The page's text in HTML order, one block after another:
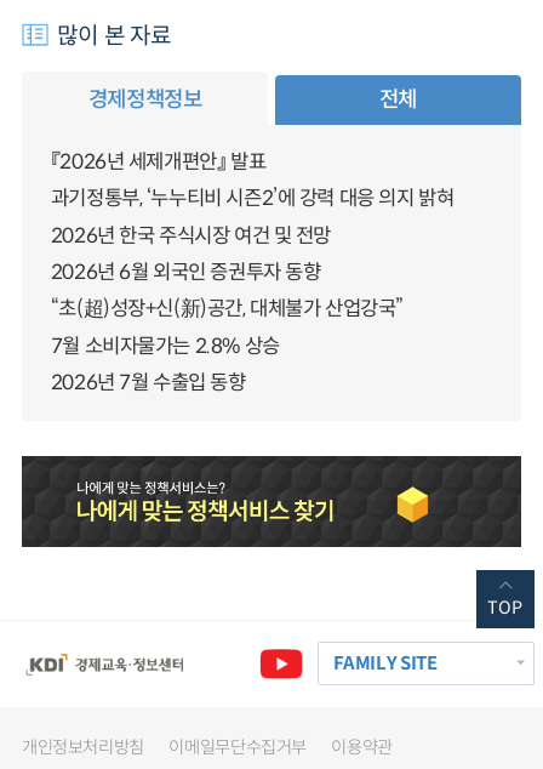
많이 본 자료
경제정책정보 전체
『2026년 세제개편안』 발표
과기정통부, ‘누누티비 시즌2’에 강력 대응 의지 밝혀
2026년 한국 주식시장 여건 및 전망
2026년 6월 외국인 증권투자 동향
“초(超)성장+신(新)공간, 대체불가 산업강국”
7월 소비자물가는 2.8% 상승
2026년 7월 수출입 동향
FAMILY SITE
개인정보처리방침 이메일무단수집거부 이용약관
TOP